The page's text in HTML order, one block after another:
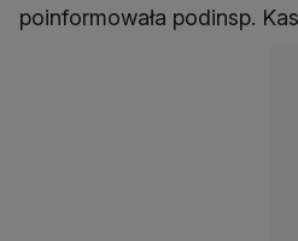
poinformowała podinsp.